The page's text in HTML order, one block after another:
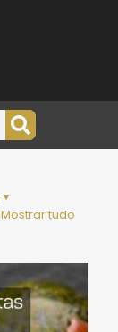
Mostrar tudo